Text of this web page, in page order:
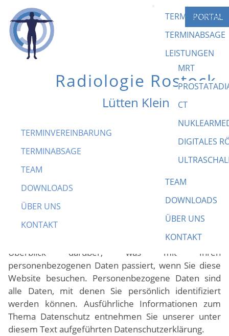
Radiologie Rostock
Lütten Klein
TERMINVEREINBARUNG
TERMINABSAGE
TEAM
DOWNLOADS
ÜBER UNS
KONTAKT
TERMINABSAGE
LEISTUNGEN
MRT
CT
DIGITALES
TEAM
DOWNLOADS
ÜBER UNS
KONTAKT
PORTAL
Datenschutz­
erklärung
1. Datenschutz auf einen Blick
Allgemeine Hinweise
Die folgenden Hinweise geben einen einfachen
Überblick darüber, was mit Ihren
personenbezogenen Daten passiert, wenn Sie diese
Website besuchen. Personenbezogene Daten sind
alle Daten, mit denen Sie persönlich identifiziert
werden können. Ausführliche Informationen zum
Thema Datenschutz entnehmen Sie unserer unter
diesem Text aufgeführten Datenschutzerklärung.